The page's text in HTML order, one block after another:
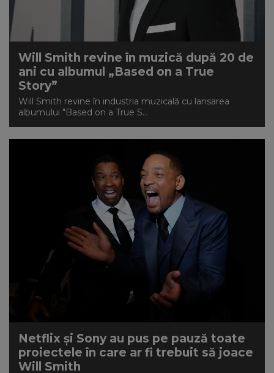
NEWS
CONTUL MEU
Will Smith revine în muzică după 20 de
ani cu albumul „Based on a True
Story”
Will Smith revine în industria muzicală cu lansarea
albumului "Based on a True S...
Netflix și Sony au pus pe pauză toate
proiectele în care ar fi trebuit să joace
Will Smith